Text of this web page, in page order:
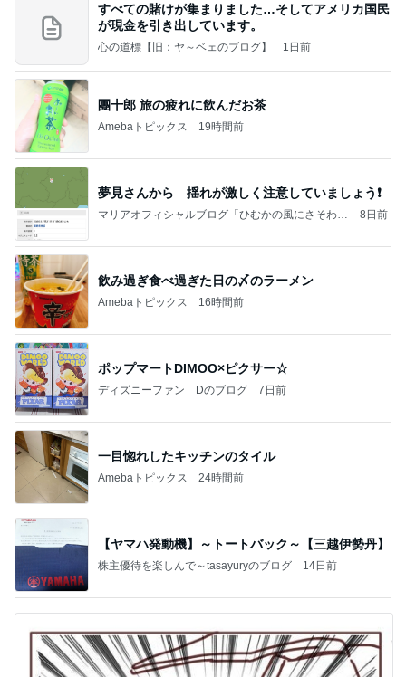
すべての賭けが集まりました…そしてアメリカ国民
が現金を引き出しています。
心の道標【旧：ヤ～ベェのブログ】 1日前
團十郎 旅の疲れに飲んだお茶
Amebaトピックス 19時間前
夢見さんから 揺れが激しく注意していましょう❗️
マリアオフィシャルブログ「ひむかの風にさそわれ
8日前
飲み過ぎ食べ過ぎた日の〆のラーメン
Amebaトピックス 16時間前
ポップマートDIMOO×ピクサー☆
ディズニーファン Dのブログ 7日前
一目惚れしたキッチンのタイル
Amebaトピックス 24時間前
【ヤマハ発動機】～トートバック～【三越伊勢丹】
株主優待を楽しんで～tasayuryのブログ 14日前